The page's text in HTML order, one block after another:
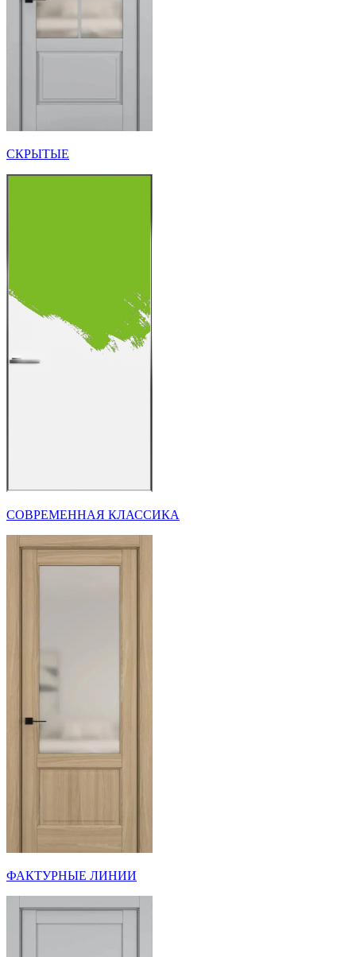
СКРЫТЫЕ
СОВРЕМЕННАЯ КЛАССИКА
ФАКТУРНЫЕ ЛИНИИ